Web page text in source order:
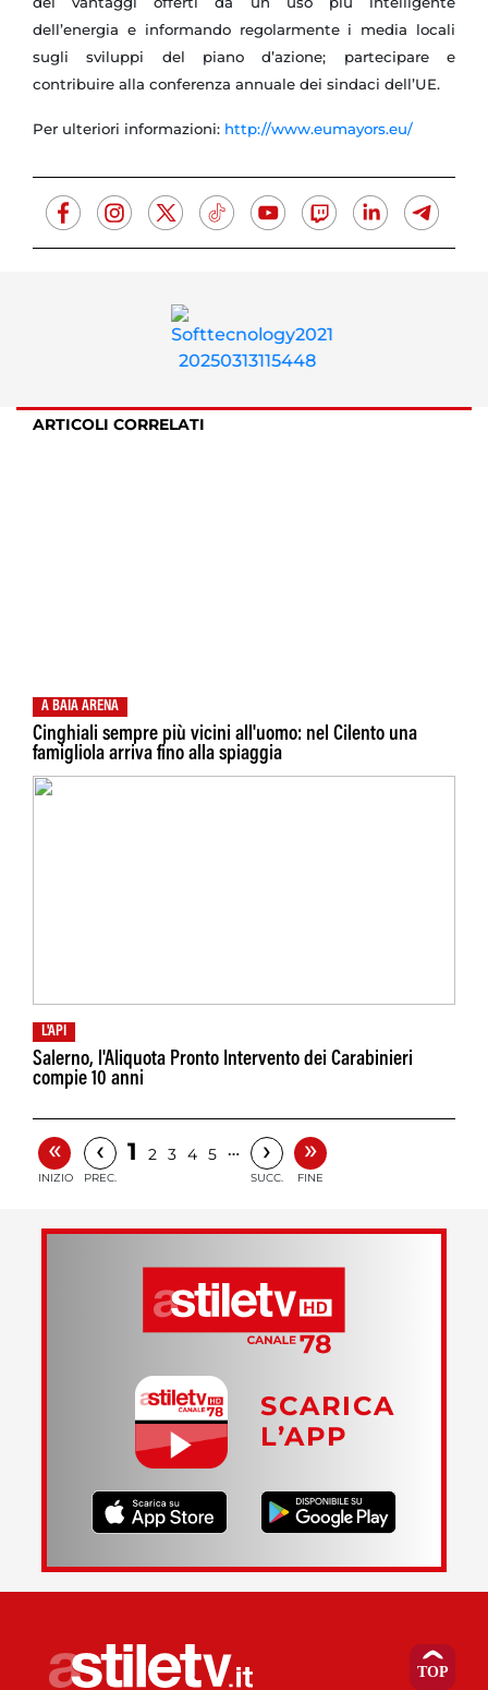
dell’energia e informando regolarmente i media locali
sugli sviluppi del piano d’azione; partecipare e
contribuire alla conferenza annuale dei sindaci dell’UE.
Per ulteriori informazioni: http://www.eumayors.eu/
ARTICOLI CORRELATI
A BAIA ARENA
Cinghiali sempre più vicini all'uomo: nel Cilento una
famigliola arriva fino alla spiaggia
L'API
Salerno, l'Aliquota Pronto Intervento dei Carabinieri
compie 10 anni
«
INIZIO
‹
PREC.
1 2 3 4 5 … ›
SUCC.
»
FINE
SCARICA
L’APP